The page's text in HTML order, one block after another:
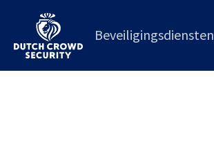
Beveiligingsdiensten